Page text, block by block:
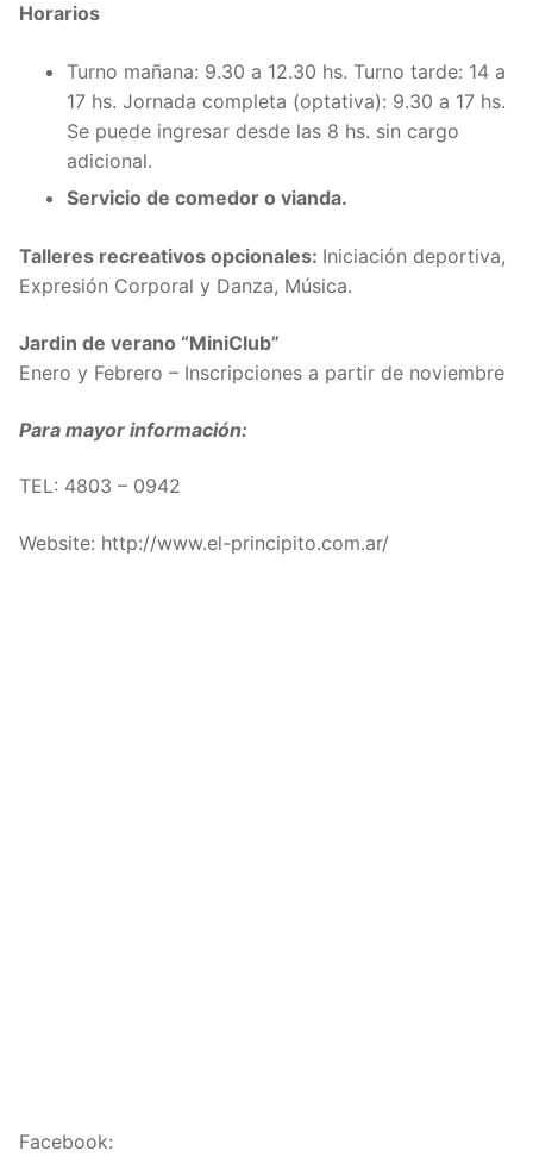
Horarios
Turno mañana: 9.30 a 12.30 hs. Turno tarde: 14 a
17 hs. Jornada completa (optativa): 9.30 a 17 hs.
Se puede ingresar desde las 8 hs. sin cargo
adicional.
Servicio de comedor o vianda.
Talleres recreativos opcionales: Iniciación deportiva,
Expresión Corporal y Danza, Música.
Jardin de verano “MiniClub”
Enero y Febrero – Inscripciones a partir de noviembre
Para mayor información:
TEL: 4803 – 0942
Website: http://www.el-principito.com.ar/
Facebook: